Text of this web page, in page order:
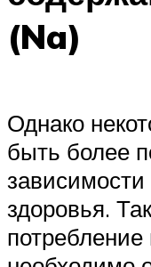
(Na)
Однако
быть более
зависимости
здоровья.
потребление